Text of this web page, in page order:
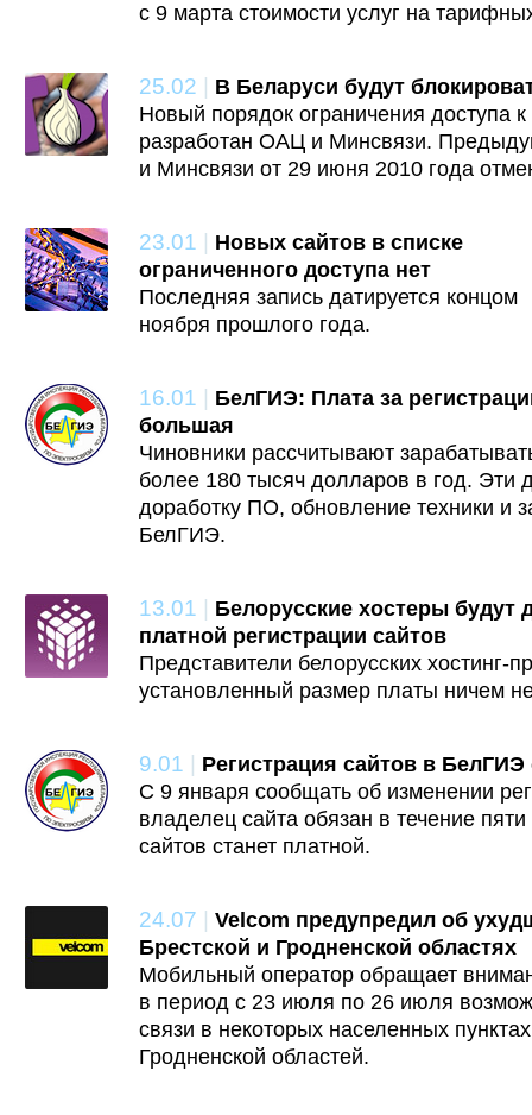
с 9 марта стоимости услуг на
25.02 | В Беларуси будут
Новый порядок ограничения доступа
разработан ОАЦ и Минсвязи.
и Минсвязи от 29 июня 2010 года
23.01 | Новых сайтов в списке
ограниченного доступа нет
Последняя запись датируется концом
ноября прошлого года.
16.01 | БелГИЭ: Плата за
большая
Чиновники рассчитывают
более 180 тысяч долларов в год. Эти
доработку ПО, обновление техники и
БелГИЭ.
13.01 | Белорусские хостеры будут
платной регистрации сайтов
Представители белорусских хостинг-
установленный размер платы ничем
9.01 | Регистрация сайтов в БелГИЭ
С 9 января сообщать об изменении
владелец сайта обязан в течение
сайтов станет платной.
24.07 | Velcom предупредил об
Брестской и Гродненской областях
Мобильный оператор обращает
в период с 23 июля по 26 июля
связи в некоторых населенных
Гродненской областей.